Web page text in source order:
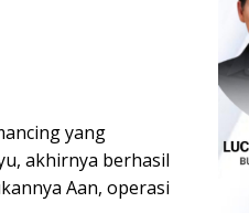
yang
akhirnya berhasil
Aan, operasi